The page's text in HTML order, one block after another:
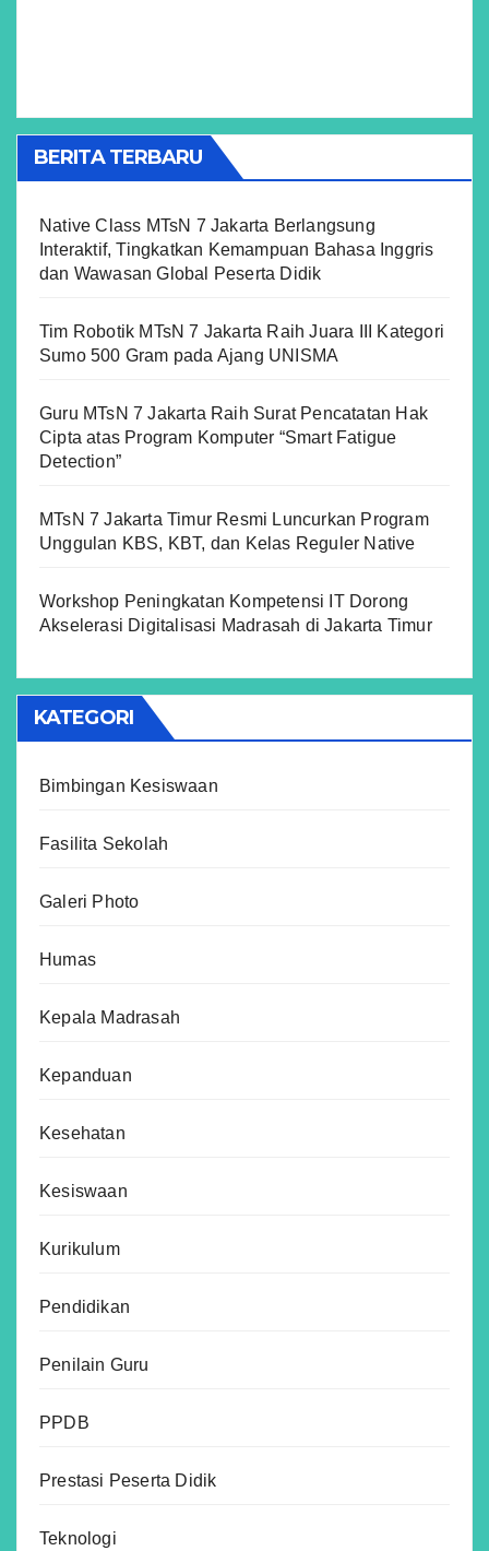
BERITA TERBARU
Native Class MTsN 7 Jakarta Berlangsung
Interaktif, Tingkatkan Kemampuan Bahasa Inggris
dan Wawasan Global Peserta Didik
Tim Robotik MTsN 7 Jakarta Raih Juara III Kategori
Sumo 500 Gram pada Ajang UNISMA
Guru MTsN 7 Jakarta Raih Surat Pencatatan Hak
Cipta atas Program Komputer “Smart Fatigue
Detection”
MTsN 7 Jakarta Timur Resmi Luncurkan Program
Unggulan KBS, KBT, dan Kelas Reguler Native
Workshop Peningkatan Kompetensi IT Dorong
Akselerasi Digitalisasi Madrasah di Jakarta Timur
KATEGORI
Bimbingan Kesiswaan
Fasilita Sekolah
Galeri Photo
Humas
Kepala Madrasah
Kepanduan
Kesehatan
Kesiswaan
Kurikulum
Pendidikan
Penilain Guru
PPDB
Prestasi Peserta Didik
Teknologi